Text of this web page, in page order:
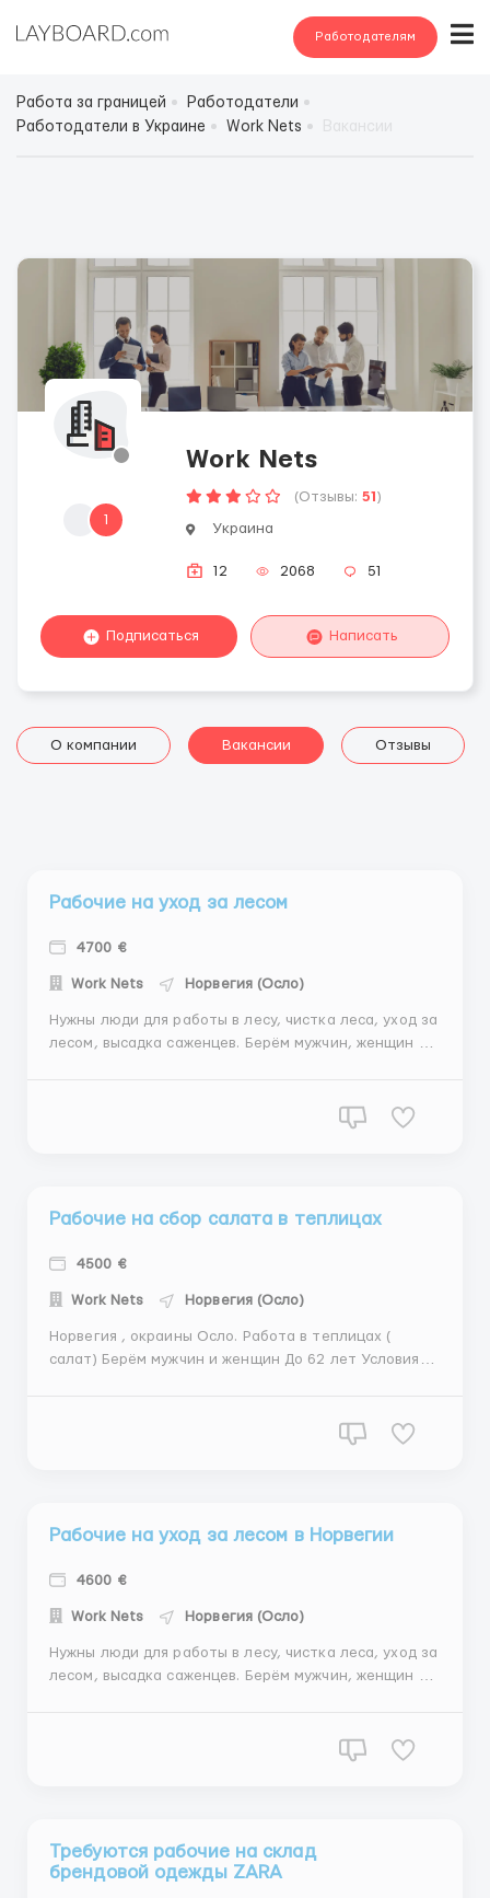
Работодателям
Работа за границей
Работодатели
Работодатели в Украине
Work Nets
1
Work Nets
(Отзывы: 51 )
Украина
12 2068 51
Подписаться Написать
О компании Вакансии Отзывы
Рабочие на уход за лесом
4700 €
Work Nets Норвегия (Осло)
Нужны люди для работы в лесу, чистка леса, уход за
лесом, высадка саженцев. Берём мужчин, женщин и
Оплата труда без от 4600 евро, нетто Работа от
Рабочие на сбор салата в теплицах
4500 €
Work Nets Норвегия (Осло)
Норвегия , окраины Осло. Работа в теплицах (
салат) Берём мужчин и женщин До 62 лет Условия
Проживание рядом с работой предоставляет и
Рабочие на уход за лесом в Норвегии
4600 €
Work Nets Норвегия (Осло)
Нужны люди для работы в лесу, чистка леса, уход за
лесом, высадка саженцев. Берём мужчин, женщин и
Оплата труда без от 4600 евро, нетто Работа от
Требуются рабочие на склад
брендовой одежды ZARA